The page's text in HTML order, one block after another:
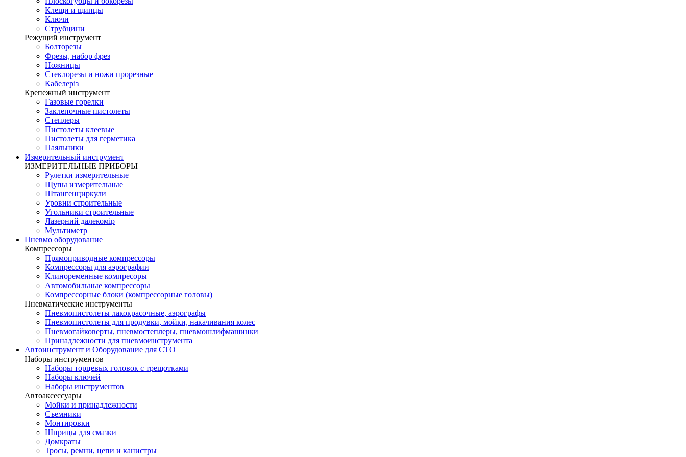
Клещи и щипцы
Ключи
Струбцини
Режущий инструмент
Болторезы
Фрезы, набор фрез
Ножницы
Стеклорезы и ножи прорезные
Кабелеріз
Крепежный инструмент
Газовые горелки
Заклепочные пистолеты
Степлеры
Пистолеты клеевые
Пистолеты для герметика
Паяльники
Измерительный инструмент
ИЗМЕРИТЕЛЬНЫЕ ПРИБОРЫ
Рулетки измерительные
Щупы измерительные
Штангенциркули
Уровни строительные
Угольники строительные
Лазерний далекомір
Мультиметр
Пневмо оборудование
Компрессоры
Прямоприводные компрессоры
Компрессоры для аэрографии
Клиноременные компресоры
Автомобильные компрессоры
Компрессорные блоки (компрессорные головы)
Пневматические инструменты
Пневмопистолеты лакокрасочные, аэрографы
Пневмопистолеты для продувки, мойки, накачивания колес
Пневмогайковерты, пневмостеплеры, пневмошлифмашинки
Принадлежности для пневмоинструмента
Автоинструмент и Оборудование для СТО
Наборы инструментов
Наборы торцевых головок c трещотками
Наборы ключей
Наборы инструментов
Автоаксессуары
Мойки и принадлежности
Съемники
Монтировки
Шприцы для смазки
Домкраты
Тросы, ремни, цепи и канистры